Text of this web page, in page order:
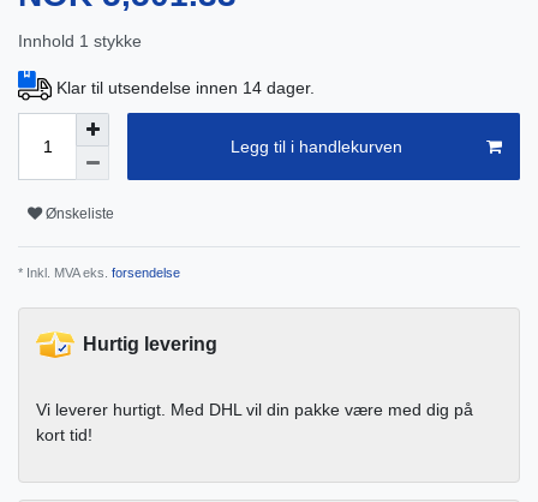
Innhold 1 stykke
Klar til utsendelse innen 14 dager.
Legg til i handlekurven
Ønskeliste
* Inkl. MVA eks. forsendelse
Hurtig levering
Vi leverer hurtigt. Med DHL vil din pakke være med dig på
kort tid!